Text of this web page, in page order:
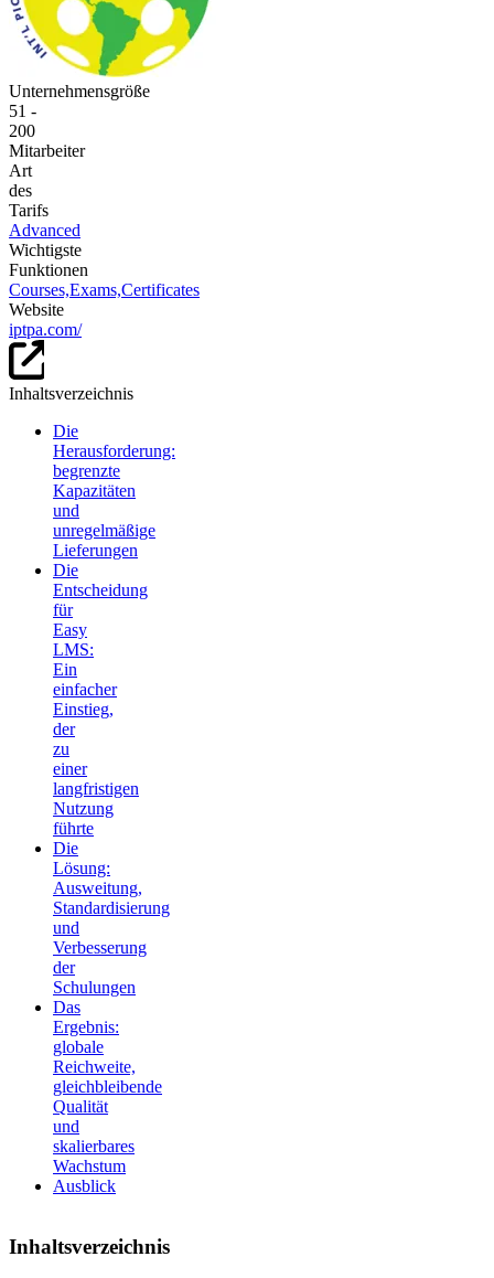
Unternehmensgröße
51 -
200
Mitarbeiter
Art
des
Tarifs
Advanced
Wichtigste
Funktionen
Courses,Exams,Certificates
Website
iptpa.com/
Inhaltsverzeichnis
Die
Herausforderung:
begrenzte
Kapazitäten
und
unregelmäßige
Lieferungen
Die
Entscheidung
für
Easy
LMS:
Ein
einfacher
Einstieg,
der
zu
einer
langfristigen
Nutzung
führte
Die
Lösung:
Ausweitung,
Standardisierung
und
Verbesserung
der
Schulungen
Das
Ergebnis:
globale
Reichweite,
gleichbleibende
Qualität
und
skalierbares
Wachstum
Ausblick
Inhaltsverzeichnis